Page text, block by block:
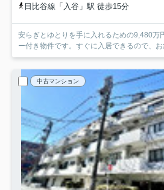
日比谷線「入谷」駅 徒歩15分
安らぎとゆとりを手に入れるための9,480万
ー付き物件です。すぐに入居できるので、お
中古マンション